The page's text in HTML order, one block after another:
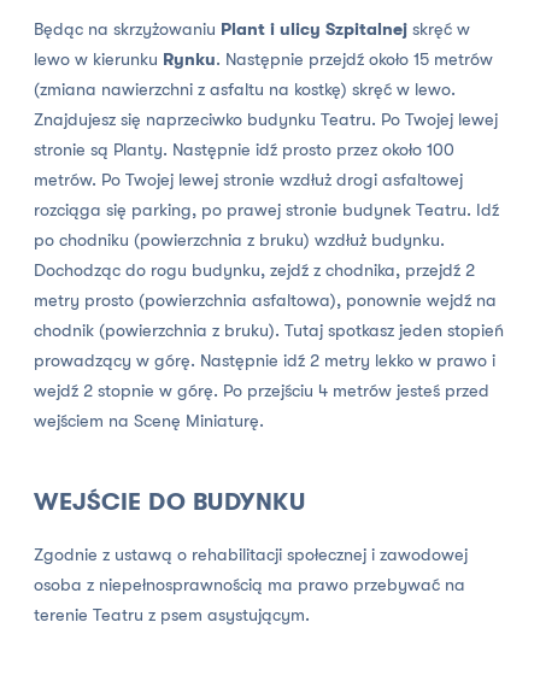
Będąc na skrzyżowaniu Plant i ulicy Szpitalnej skręć w
lewo w kierunku Rynku. Następnie przejdź około 15 metrów
(zmiana nawierzchni z asfaltu na kostkę) skręć w lewo.
Znajdujesz się naprzeciwko budynku Teatru. Po Twojej lewej
stronie są Planty. Następnie idź prosto przez około 100
metrów. Po Twojej lewej stronie wzdłuż drogi asfaltowej
rozciąga się parking, po prawej stronie budynek Teatru. Idź
po chodniku (powierzchnia z bruku) wzdłuż budynku.
Dochodząc do rogu budynku, zejdź z chodnika, przejdź 2
metry prosto (powierzchnia asfaltowa), ponownie wejdź na
chodnik (powierzchnia z bruku). Tutaj spotkasz jeden stopień
prowadzący w górę. Następnie idź 2 metry lekko w prawo i
wejdź 2 stopnie w górę. Po przejściu 4 metrów jesteś przed
wejściem na Scenę Miniaturę.
WEJŚCIE DO BUDYNKU
Zgodnie z ustawą o rehabilitacji społecznej i zawodowej
osoba z niepełnosprawnością ma prawo przebywać na
terenie Teatru z psem asystującym.